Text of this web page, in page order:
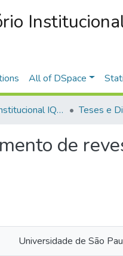
All of DSpace
Repositório Institucional IQSC
de
Universidade de São